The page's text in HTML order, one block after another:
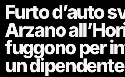
Furto d’auto
Arzano
fuggono per
un dipendente